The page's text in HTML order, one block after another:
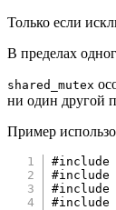
Только если
В пределах
shared_mutex
ни один другой
Пример
#include
#include
#include
#include